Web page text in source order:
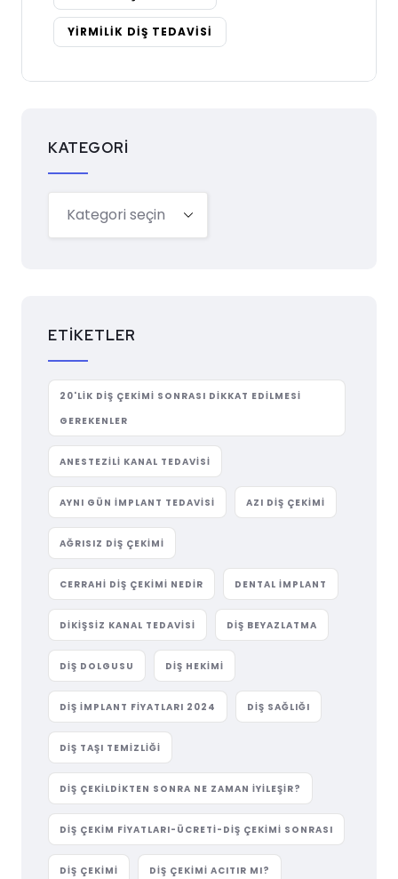
YIRMILIK DIŞ TEDAVISI
KATEGORI
ETIKETLER
20'LIK DIŞ ÇEKIMI SONRASI DIKKAT EDILMESI
GEREKENLER
ANESTEZILI KANAL TEDAVISI
AYNI GÜN IMPLANT TEDAVISI AZI DIŞ ÇEKIMI
AĞRISIZ DIŞ ÇEKIMI
CERRAHI DIŞ ÇEKIMI NEDIR DENTAL IMPLANT
DIKIŞSIZ KANAL TEDAVISI DIŞ BEYAZLATMA
DIŞ DOLGUSU DIŞ HEKIMI
DIŞ IMPLANT FIYATLARI 2024 DIŞ SAĞLIĞI
DIŞ TAŞI TEMIZLIĞI
DIŞ ÇEKILDIKTEN SONRA NE ZAMAN İYILEŞIR?
DIŞ ÇEKIM FIYATLARI-ÜCRETI-DIŞ ÇEKIMI SONRASI
DIŞ ÇEKIMI DIŞ ÇEKIMI ACITIR MI?